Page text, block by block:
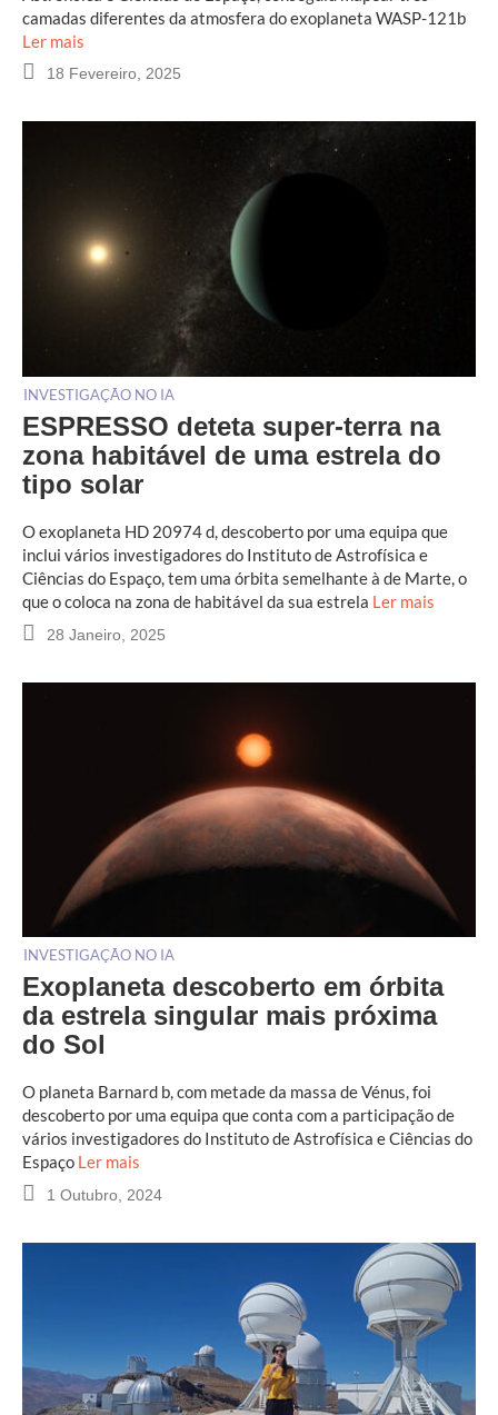
camadas diferentes da atmosfera do exoplaneta WASP-121b
Ler mais
18 Fevereiro, 2025
INVESTIGAÇÃO NO IA
ESPRESSO deteta super-terra na
zona habitável de uma estrela do
tipo solar
O exoplaneta HD 20974 d, descoberto por uma equipa que
inclui vários investigadores do Instituto de Astrofísica e
Ciências do Espaço, tem uma órbita semelhante à de Marte, o
que o coloca na zona de habitável da sua estrela Ler mais
28 Janeiro, 2025
INVESTIGAÇÃO NO IA
Exoplaneta descoberto em órbita
da estrela singular mais próxima
do Sol
O planeta Barnard b, com metade da massa de Vénus, foi
descoberto por uma equipa que conta com a participação de
vários investigadores do Instituto de Astrofísica e Ciências do
Espaço Ler mais
1 Outubro, 2024